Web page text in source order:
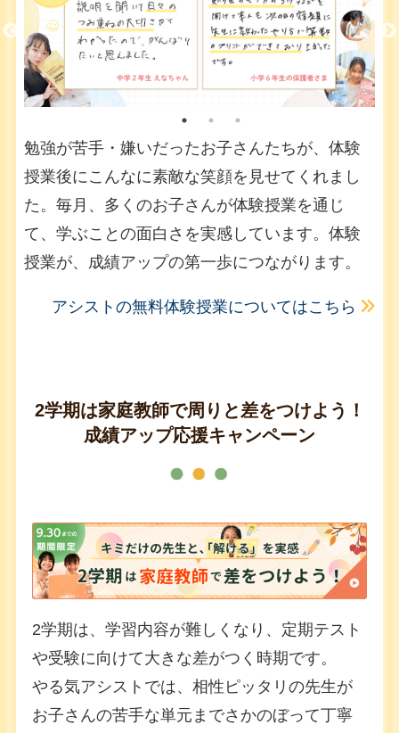
勉強が苦手・嫌いだったお子さんたちが、体験
授業後にこんなに素敵な笑顔を見せてくれまし
た。毎月、多くのお子さんが体験授業を通じ
て、学ぶことの面白さを実感しています。体験
授業が、成績アップの第一歩につながります。
アシストの無料体験授業についてはこちら
2学期は家庭教師で周りと差をつけよう！
成績アップ応援キャンペーン
2学期は、学習内容が難しくなり、定期テスト
や受験に向けて大きな差がつく時期です。
やる気アシストでは、相性ピッタリの先生が
お子さんの苦手な単元までさかのぼって丁寧